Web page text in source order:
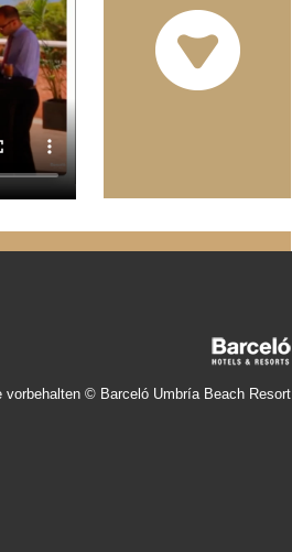
vorbehalten © Barceló Umbría Beach Resort